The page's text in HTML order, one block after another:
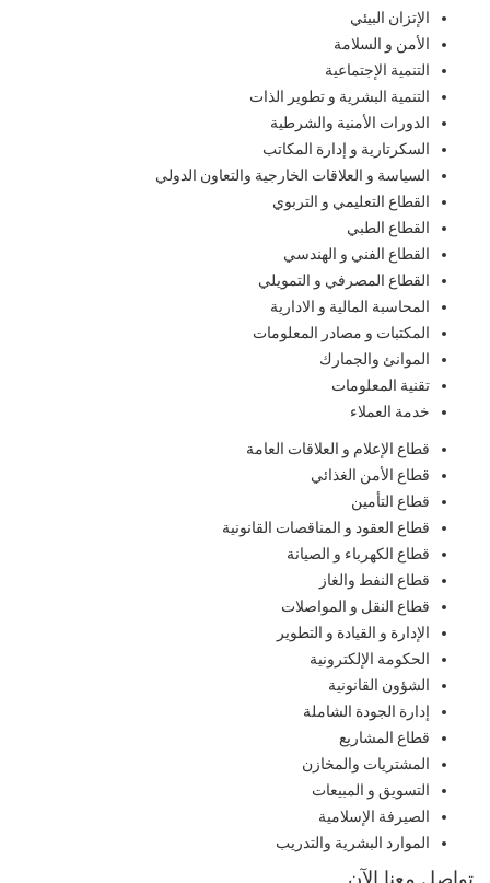
الإتزان البيئي
الأمن و السلامة
التنمية الإجتماعية
التنمية البشرية و تطوير الذات
الدورات الأمنية والشرطية
السكرتارية و إدارة المكاتب
السياسة و العلاقات الخارجية والتعاون الدولي
القطاع التعليمي و التربوي
القطاع الطبي
القطاع الفني و الهندسي
القطاع المصرفي و التمويلي
المحاسبة المالية و الادارية
المكتبات و مصادر المعلومات
الموانئ والجمارك
تقنية المعلومات
خدمة العملاء
قطاع الإعلام و العلاقات العامة
قطاع الأمن الغذائي
قطاع التأمين
قطاع العقود و المناقصات القانونية
قطاع الكهرباء و الصيانة
قطاع النفط والغاز
قطاع النقل و المواصلات
الإدارة و القيادة و التطوير
الحكومة الإلكترونية
الشؤون القانونية
إدارة الجودة الشاملة
قطاع المشاريع
المشتريات والمخازن
التسويق و المبيعات
الصيرفة الإسلامية
الموارد البشرية والتدريب
تواصل معنا الآن